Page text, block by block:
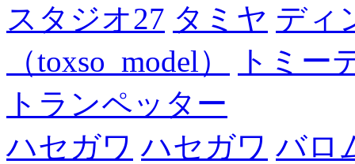
スタジオ27 タミヤ ディ
（toxso_model）
トミー
トランペッター
ハセガワ ハセガワ バロ